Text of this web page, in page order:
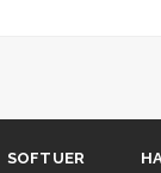
(2 mënyra)
Soundcloud
SOFTUER